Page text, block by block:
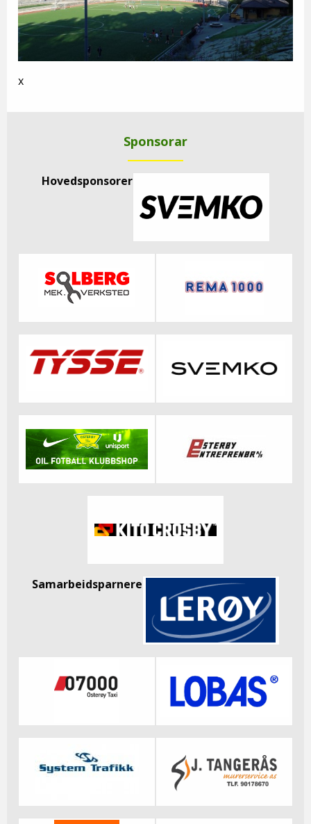
x
Sponsorar
Hovedsponsorer
Samarbeidsparnere